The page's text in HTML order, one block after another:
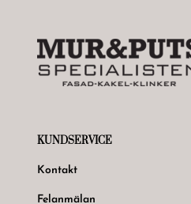
KUNDSERVICE
Kontakt
Felanmälan